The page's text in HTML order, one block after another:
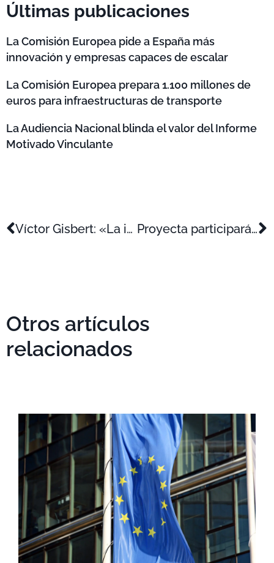
Últimas publicaciones
La Comisión Europea pide a España más
innovación y empresas capaces de escalar
La Comisión Europea prepara 1.100 millones de
euros para infraestructuras de transporte
La Audiencia Nacional blinda el valor del Informe
Motivado Vinculante
Víctor Gisbert: «La innovación no es un capricho, es una necesidad para sobrevivir» Proyecta participará en un nuevo seminario sobre incentivos fiscales en la Cámara de Valencia.
Otros artículos
relacionados